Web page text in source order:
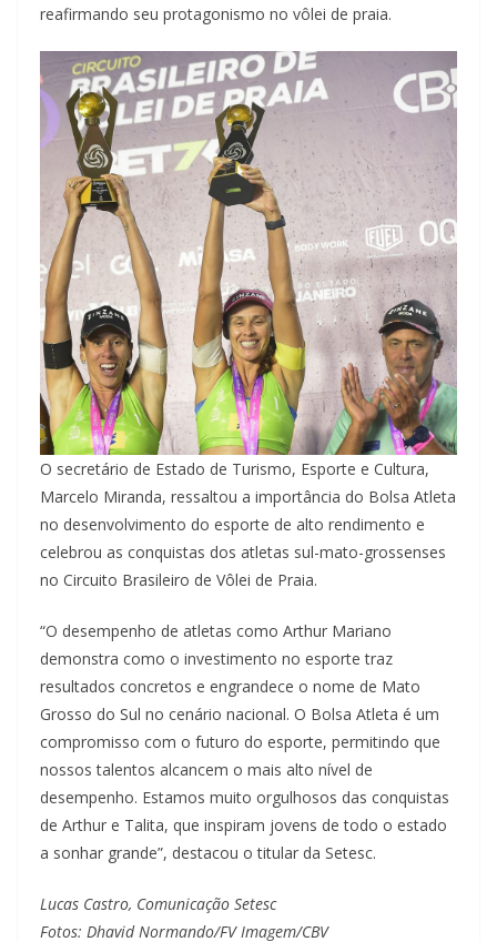
reafirmando seu protagonismo no vôlei de praia.
O secretário de Estado de Turismo, Esporte e Cultura,
Marcelo Miranda, ressaltou a importância do Bolsa Atleta
no desenvolvimento do esporte de alto rendimento e
celebrou as conquistas dos atletas sul-mato-grossenses
no Circuito Brasileiro de Vôlei de Praia.
“O desempenho de atletas como Arthur Mariano
demonstra como o investimento no esporte traz
resultados concretos e engrandece o nome de Mato
Grosso do Sul no cenário nacional. O Bolsa Atleta é um
compromisso com o futuro do esporte, permitindo que
nossos talentos alcancem o mais alto nível de
desempenho. Estamos muito orgulhosos das conquistas
de Arthur e Talita, que inspiram jovens de todo o estado
a sonhar grande”, destacou o titular da Setesc.
Lucas Castro, Comunicação Setesc
Fotos: Dhavid Normando/FV Imagem/CBV